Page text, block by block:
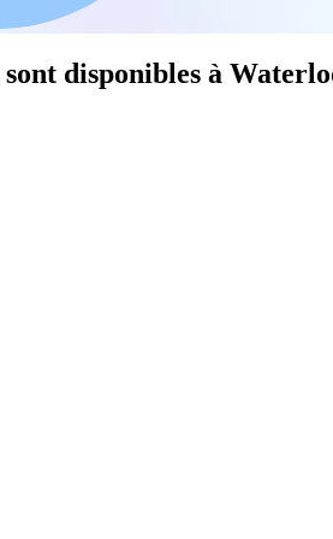
disponibles à